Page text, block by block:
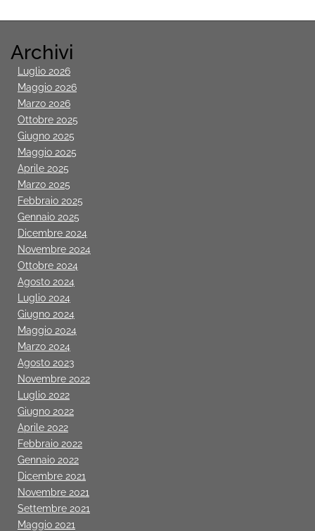
Archivi
Luglio 2026
Maggio 2026
Marzo 2026
Ottobre 2025
Giugno 2025
Maggio 2025
Aprile 2025
Marzo 2025
Febbraio 2025
Gennaio 2025
Dicembre 2024
Novembre 2024
Ottobre 2024
Agosto 2024
Luglio 2024
Giugno 2024
Maggio 2024
Marzo 2024
Agosto 2023
Novembre 2022
Luglio 2022
Giugno 2022
Aprile 2022
Febbraio 2022
Gennaio 2022
Dicembre 2021
Novembre 2021
Settembre 2021
Maggio 2021